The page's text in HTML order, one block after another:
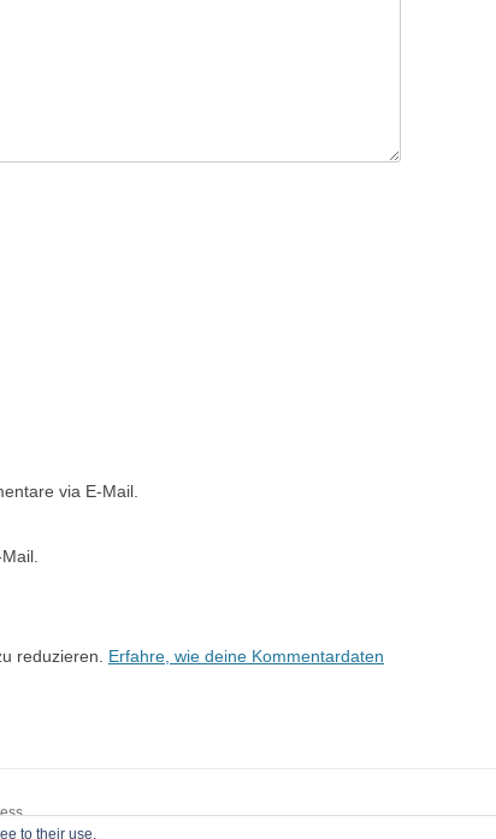
via E-Mail.
reduzieren. Erfahre, wie deine Kommentardaten
to their use.